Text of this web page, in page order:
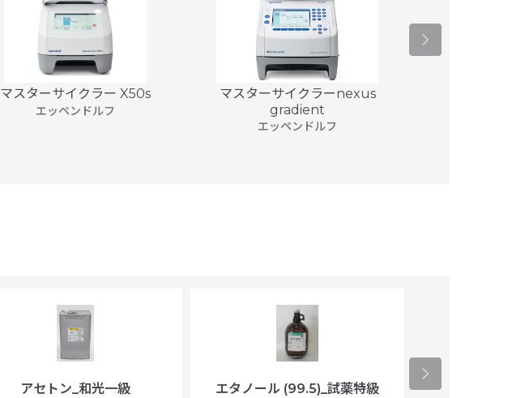
マスターサイクラー X50s
エッペンドルフ
マスターサイクラーnexus
gradient
エッペンドルフ
アセトン_和光一級
エタノール (99.5)_試薬特級
アセトニト